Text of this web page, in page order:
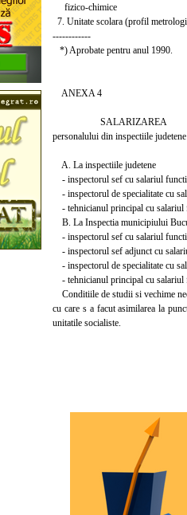
fizico-
7. Unitate scolara
------------
*) Aprobate pentru anul 1990.
ANEXA 4
SALARIZAREA
personalului din inspectiile
A. La inspectiile judetene
- inspectorul sef cu salariul
- inspectorul de specialitate cu
- tehnicianul principal cu salariul
B. La Inspectia municipiului
- inspectorul sef cu salariul
- inspectorul sef adjunct cu
- inspectorul de specialitate cu
- tehnicianul principal cu salariul
Conditiile de studii si vechime
cu care s a facut asimilarea la
unitatile socialiste.